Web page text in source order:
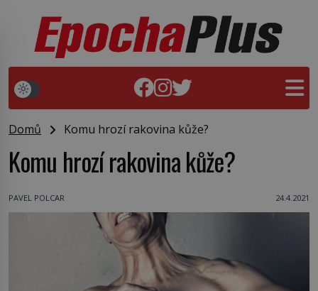
Domů Komu hrozí rakovina kůže?
Komu hrozí rakovina kůže?
PAVEL POLCAR 24.4.2021